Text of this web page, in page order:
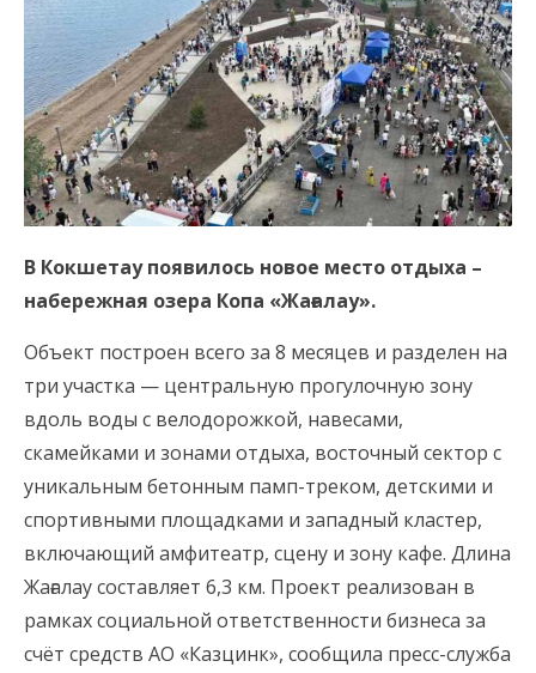
В Кокшетау появилось новое место отдыха –
набережная озера Копа «Жағалау».
Объект построен всего за 8 месяцев и разделен на
три участка — центральную прогулочную зону
вдоль воды с велодорожкой, навесами,
скамейками и зонами отдыха, восточный сектор с
уникальным бетонным памп-треком, детскими и
спортивными площадками и западный кластер,
включающий амфитеатр, сцену и зону кафе. Длина
Жағалау составляет 6,3 км. Проект реализован в
рамках социальной ответственности бизнеса за
счёт средств АО «Казцинк», сообщила пресс-служба